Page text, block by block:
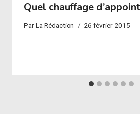
Quel chauffage
ParLa Rédaction 26 février 2015